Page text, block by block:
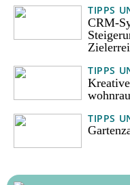
TIPPS
CRM-
TIPPS
TIPPS